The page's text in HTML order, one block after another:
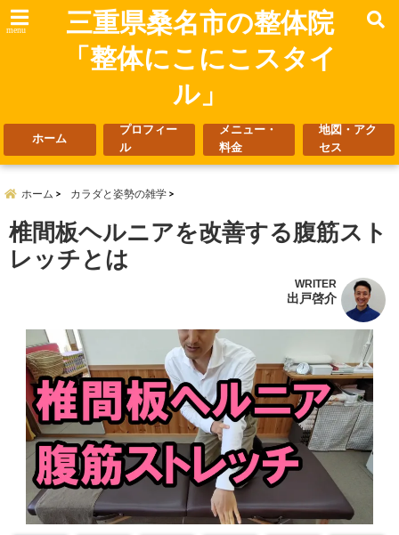
menu
三重県桑名市の整体院
「整体にこにこスタイ
ル」
ホーム
プロフィー
ル
メニュー・
料金
地図・アク
セス
ホーム カラダと姿勢の雑学
椎間板ヘルニアを改善する腹筋スト
レッチとは
WRITER
出戸啓介